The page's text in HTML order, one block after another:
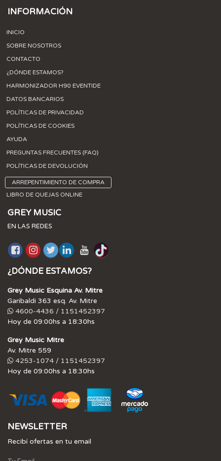
INFORMACIÓN
INICIO
SOBRE NOSOTROS
CONTACTO
¿DÓNDE ESTAMOS?
HARMONIZADOR H90 EVENTIDE
DATOS BANCARIOS
POLÍTICAS DE PRIVACIDAD
POLÍTICAS DE COOKIES
AYUDA
PREGUNTAS FRECUENTES (FAQ)
POLÍTICAS DE DEVOLUCIÓN
ARREPENTIMIENTO DE COMPRA
LIBRO DE QUEJAS ONLINE
GREY MUSIC
EN LAS REDES
¿DÓNDE ESTAMOS?
Grey Music Esquina Av. Mitre
Garibaldi 363 esq. Av. Mitre
4600-4436 / 1151452397
Hoy de 09:00hs a 18:30hs
Grey Music Mitre
Av. Mitre 559
4253-1074 / 1151452397
Hoy de 09:00hs a 18:30hs
NEWSLETTER
Recibí ofertas en tu email